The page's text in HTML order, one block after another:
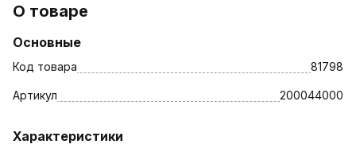
О товаре
Основные
Код товара 81798
Артикул 200044000
Характеристики